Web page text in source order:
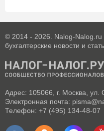
© 2014 - 2026. Nalog-Nalog.ru
бухгалтерские новости и
Адрес: 105066, г. Москва, ул.
Электронная почта:
Телефон: +7 (495) 134-48-07